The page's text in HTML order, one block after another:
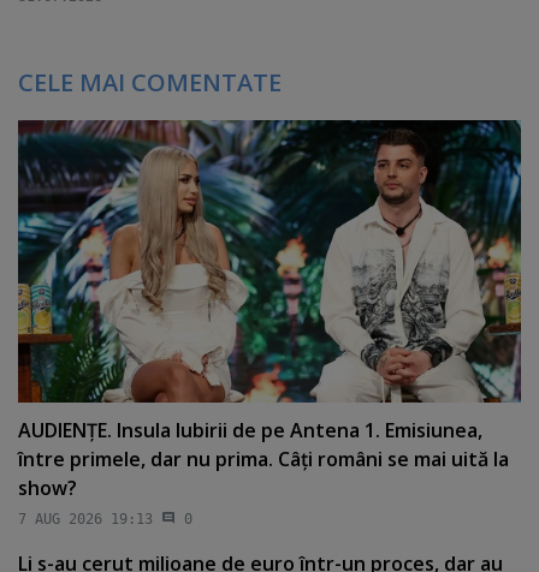
CELE MAI COMENTATE
AUDIENŢE. Insula Iubirii de pe Antena 1. Emisiunea,
între primele, dar nu prima. Câţi români se mai uită la
show?
7 AUG 2026 19:13 0
Li s-au cerut milioane de euro într-un proces, dar au